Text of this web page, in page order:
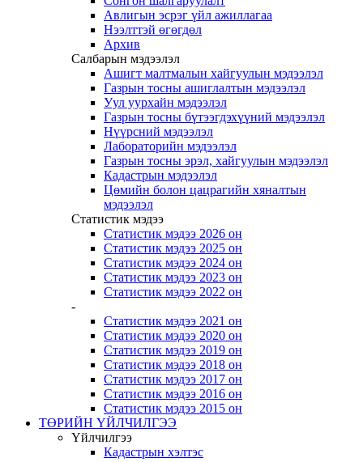
Авлигын эсрэг үйл ажиллагаа
Нээлттэй өгөгдөл
Архив
Салбарын мэдээлэл
Ашигт малтмалын хайгуулын мэдээлэл
Газрын тосны ашиглалтын мэдээлэл
Уул уурхайн мэдээлэл
Газрын тосны бүтээгдэхүүний мэдээлэл
Нүүрсний мэдээлэл
Лабораторийн мэдээлэл
Газрын тосны эрэл, хайгуулын мэдээлэл
Кадастрын мэдээлэл
Цөмийн болон цацрагийн хяналтын
мэдээлэл
Статистик мэдээ
Статистик мэдээ 2026 он
Статистик мэдээ 2025 он
Статистик мэдээ 2024 он
Статистик мэдээ 2023 он
Статистик мэдээ 2022 он
-
Статистик мэдээ 2021 он
Статистик мэдээ 2020 он
Статистик мэдээ 2019 он
Статистик мэдээ 2018 он
Статистик мэдээ 2017 он
Статистик мэдээ 2016 он
Статистик мэдээ 2015 он
ТӨРИЙН ҮЙЛЧИЛГЭЭ
Үйлчилгээ
Кадастрын хэлтэс